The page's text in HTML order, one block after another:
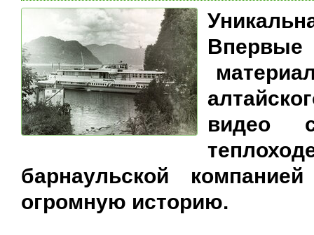
видео
барнаульской
огромную историю.